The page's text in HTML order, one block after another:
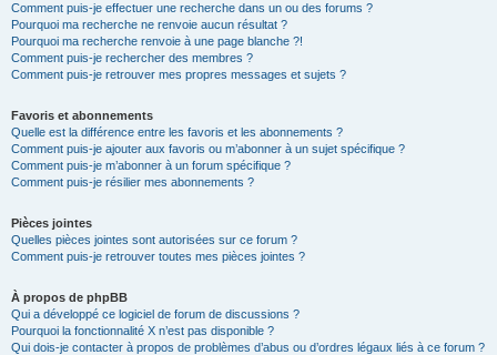
Comment puis-je effectuer une recherche dans un ou des forums ?
Pourquoi ma recherche ne renvoie aucun résultat ?
Pourquoi ma recherche renvoie à une page blanche ?!
Comment puis-je rechercher des membres ?
Comment puis-je retrouver mes propres messages et sujets ?
Favoris et abonnements
Quelle est la différence entre les favoris et les abonnements ?
Comment puis-je ajouter aux favoris ou m’abonner à un sujet spécifique ?
Comment puis-je m’abonner à un forum spécifique ?
Comment puis-je résilier mes abonnements ?
Pièces jointes
Quelles pièces jointes sont autorisées sur ce forum ?
Comment puis-je retrouver toutes mes pièces jointes ?
À propos de phpBB
Qui a développé ce logiciel de forum de discussions ?
Pourquoi la fonctionnalité X n’est pas disponible ?
Qui dois-je contacter à propos de problèmes d’abus ou d’ordres légaux liés à ce forum ?